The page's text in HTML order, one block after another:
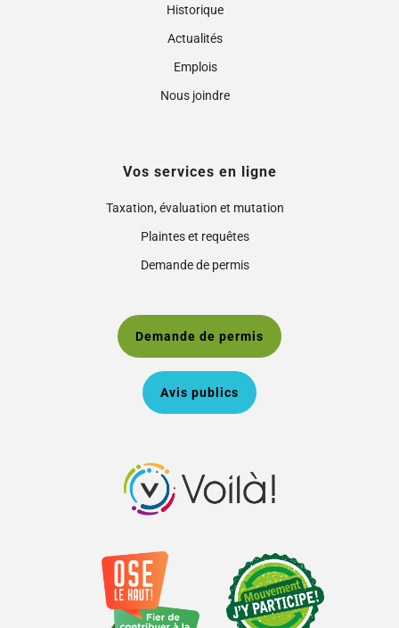
Historique
Actualités
Emplois
Nous joindre
Vos services en ligne
Taxation, évaluation et mutation
Plaintes et requêtes
Demande de permis
Demande de permis
Avis publics